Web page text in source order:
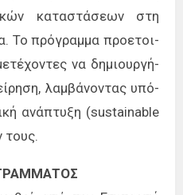
κα­τα­στά­σε­ων στη
Το πρό­γραμ­μα προ­ε­τοι­
να δη­μιουρ­γή­
λαμ­βά­νο­ντας υπό­
ανά­πτυ­ξη (sustainable
τους.